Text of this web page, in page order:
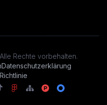
Alle Rechte vorbehalten.
Datenschutzerklärung